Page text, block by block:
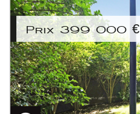
Prix 399 000 €